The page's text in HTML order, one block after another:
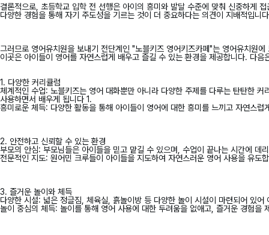
결론적으로, 초등학교 입학 전 선행은 아이의 흥미와 발달 수준에 맞춰 신중하게 접
다양한 경험을 통해 자기 주도성을 기르는 것이 더 중요하다는 의견이 지배적입니
그러므로 영어유치원을 보내기 전단계인 "노블키즈 영어키즈카페"는 영어유치원에
이곳은 아이들이 영어를 자연스럽게 배우고 즐길 수 있는 환경을 제공합니다. 다
1. 다양한 커리큘럼
체계적인 수업: 노블키즈는 영어 대화뿐만 아니라 다양한 주제를 다루는 탄탄한
사용하면서 배우게 됩니다 1.
흥미로운 체득: 다양한 활동을 통해 아이들이 영어에 대한 흥미를 느끼고 자연스
2. 안전하고 신뢰할 수 있는 환경
부모의 안심: 부모님들은 아이들을 믿고 맡길 수 있으며, 수업이 끝나는 시간에 데
전문적인 지도: 원어민 크루들이 아이들을 지도하여 자연스러운 영어 사용을 유도
3. 즐거운 놀이와 체득
다양한 시설: 넓은 정글짐, 체육실, 흙놀이방 등 다양한 놀이 시설이 마련되어 있
놀이 중심의 체득: 놀이를 통해 영어 사용에 대한 두려움을 없애고, 즐거운 경험을